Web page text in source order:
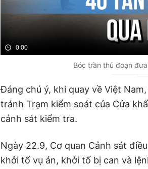
0:00
Bóc trần thủ đoạn
Đáng chú ý, khi quay về Việt
tránh Trạm kiểm soát của Cửa
cảnh sát kiểm tra.
Ngày 22.9, Cơ quan Cảnh sát
khởi tố vụ án, khởi tố bị can và